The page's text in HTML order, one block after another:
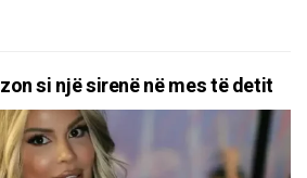
si një sirenë në mes të detit